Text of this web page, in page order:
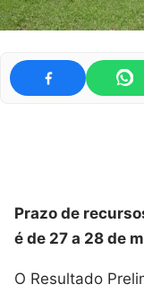
Prazo de
é de 27 a 28 de
O Resultado